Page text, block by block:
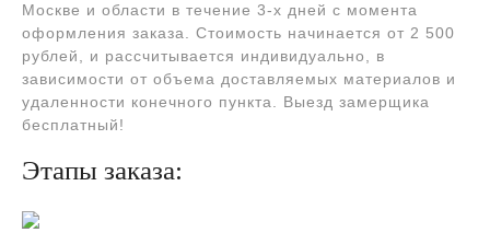
Москве и области в течение 3-х дней с момента
оформления заказа. Стоимость начинается от 2 500
рублей, и рассчитывается индивидуально, в
зависимости от объема доставляемых материалов и
удаленности конечного пункта. Выезд замерщика
бесплатный!
Этапы заказа: